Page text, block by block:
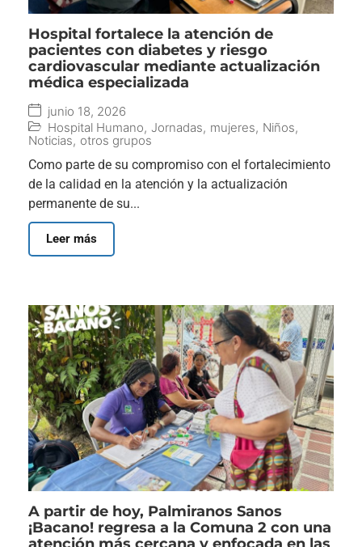
Hospital fortalece la atención de
pacientes con diabetes y riesgo
cardiovascular mediante actualización
médica especializada
junio 18, 2026
Hospital Humano, Jornadas, mujeres, Niños,
Noticias, otros grupos
Como parte de su compromiso con el fortalecimiento
de la calidad en la atención y la actualización
permanente de su...
Leer más
A partir de hoy, Palmiranos Sanos
¡Bacano! regresa a la Comuna 2 con una